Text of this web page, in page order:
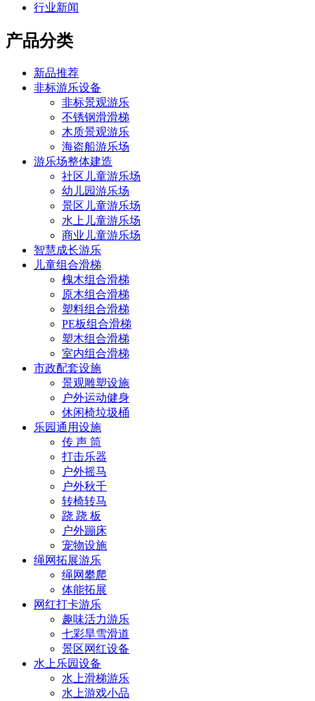
行业新闻
产品分类
新品推荐
非标游乐设备
非标景观游乐
不锈钢滑滑梯
木质景观游乐
海盗船游乐场
游乐场整体建造
社区儿童游乐场
幼儿园游乐场
景区儿童游乐场
水上儿童游乐场
商业儿童游乐场
智慧成长游乐
儿童组合滑梯
槐木组合滑梯
原木组合滑梯
塑料组合滑梯
PE板组合滑梯
塑木组合滑梯
室内组合滑梯
市政配套设施
景观雕塑设施
户外运动健身
休闲椅垃圾桶
乐园通用设施
传 声 筒
打击乐器
户外摇马
户外秋千
转椅转马
跷 跷 板
户外蹦床
宠物设施
绳网拓展游乐
绳网攀爬
体能拓展
网红打卡游乐
趣味活力游乐
七彩旱雪滑道
景区网红设备
水上乐园设备
水上滑梯游乐
水上游戏小品